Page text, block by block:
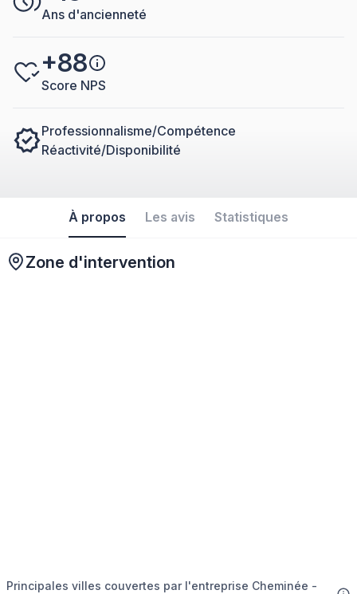
Ans d'ancienneté
+88
Score NPS
Professionnalisme/Compétence
Réactivité/Disponibilité
À propos Les avis Statistiques
Zone d'intervention
Principales villes couvertes par l'entreprise Cheminée -